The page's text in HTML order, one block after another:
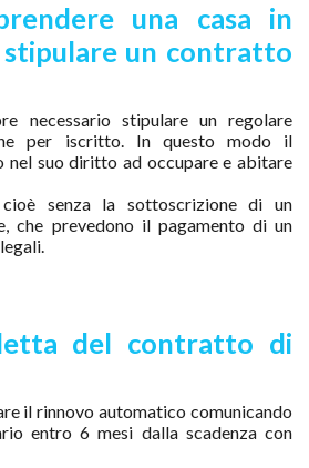
una casa in
un contratto
necessario stipulare un regolare
per iscritto. In questo modo il
nel suo diritto ad occupare e abitare
senza la sottoscrizione di un
che prevedono il pagamento di un
del contratto di
il rinnovo automatico comunicando
entro 6 mesi dalla scadenza con